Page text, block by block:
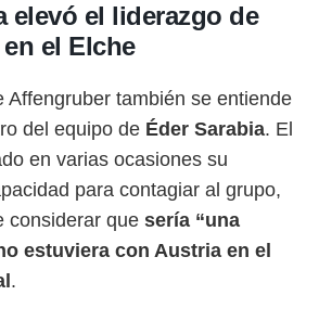
elevó el liderazgo de
el Elche
Affengruber también se entiende
del equipo de Éder Sarabia. El
en varias ocasiones su
para contagiar al grupo,
considerar que sería “una
estuviera con Austria en el
.